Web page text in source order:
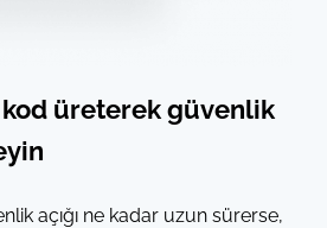
üreterek güvenlik
açığı ne kadar uzun sürerse,